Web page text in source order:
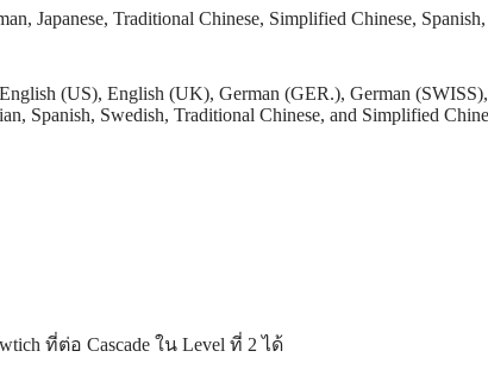
Japanese, Traditional Chinese, Simplified Chinese, Spanish,
(US), English (UK), German (GER.), German
Spanish, Swedish, Traditional Chinese, and Simplified
ที่ต่อ Cascade ใน Level ที่ 2 ได้